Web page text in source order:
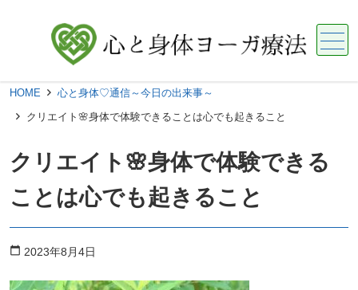
メニュー
HOME
心と身体♡通信～今日の出来事～
クリエイト🌸身体で体験できることは心でも起きること
クリエイト🌸身体で体験できる
ことは心でも起きること
calendar_today 2023年8月4日